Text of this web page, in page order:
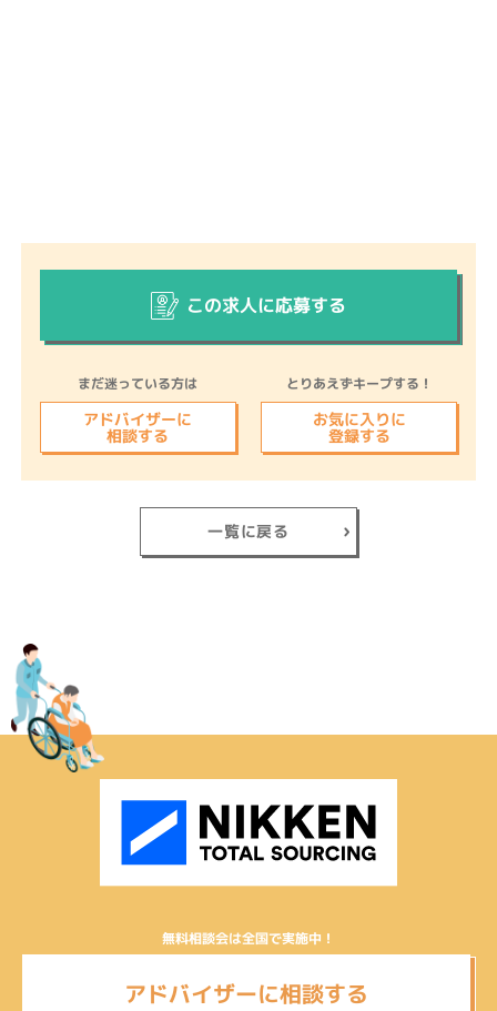
この求人に応募する
まだ迷っている方は
アドバイザーに
相談する
とりあえずキープする！
お気に入りに
登録する
一覧に戻る
無料相談会は全国で実施中！
アドバイザーに相談する